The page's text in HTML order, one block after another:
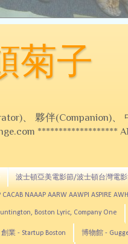
菊子
、 夥伴(Companion)、
*******************
波士頓亞美電影節/波士頓台灣電影
CACAB NAAAP AARW AAWPI ASPIRE
Boston Lyric, Company One
創業 - Startup Boston 博物館 -